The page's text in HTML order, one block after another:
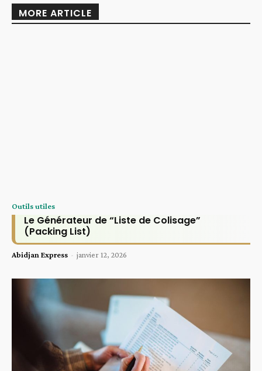
MORE ARTICLE
Outils utiles
Le Générateur de “Liste de Colisage”
(Packing List)
Abidjan Express - janvier 12, 2026